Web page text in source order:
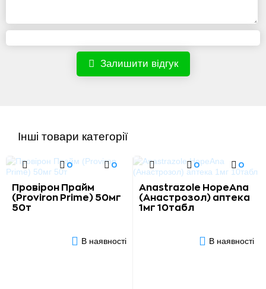
Залишити відгук
Інші товари категорії
0 0
Провірон Прайм
(Proviron Prime) 50мг
50т
В наявності
0 0
Anastrazole HopeAna
(Анастрозол) аптека
1мг 10табл
В наявності